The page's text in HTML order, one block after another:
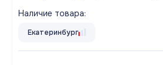
Наличие товара:
Екатеринбург